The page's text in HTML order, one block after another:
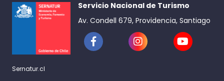
Servicio Nacional de Turismo
Av. Condell 679, Providencia, Santiago
Sernatur.cl